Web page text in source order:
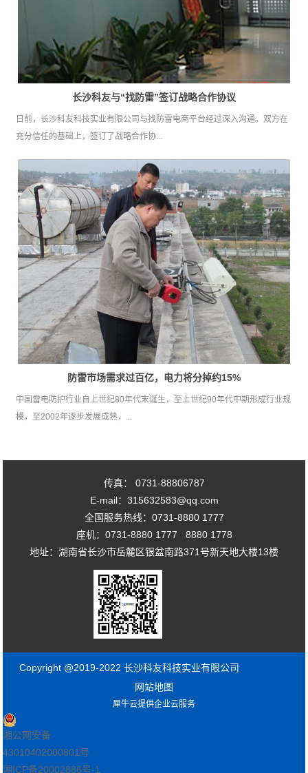
长沙科友与“找防雷”签订战略合作协议
日前，长沙科友科技实业有限公司与找防雷电商平台经过深入沟通。双方在
充分信任的基础上，签订了战略合作协...
防雷市场需求过百亿，电力将分掉约15%
中国雷电防护行业自上世纪80年代末诞生，至上世纪90年代中期形成行业规
模，至2002年逐步发展成熟，...
传真： 0731-88806787
E-mail：315632583@qq.com
全国服务热线：0731-8880 1777
座机：0731-8880 1777 8880 1778
地址：湖南省长沙市岳麓区银盆南路371号新天地大楼13楼
Copyright @2019-2022 长沙科友科技实业有限公司
网站地图
犀牛云提供企业云服务
湘公网安备
43010402000801号
湘ICP备20002886号-1